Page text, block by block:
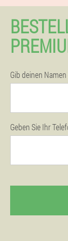
Gib deinen Namen
Geben Sie Ihr